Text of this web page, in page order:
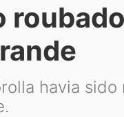
havia